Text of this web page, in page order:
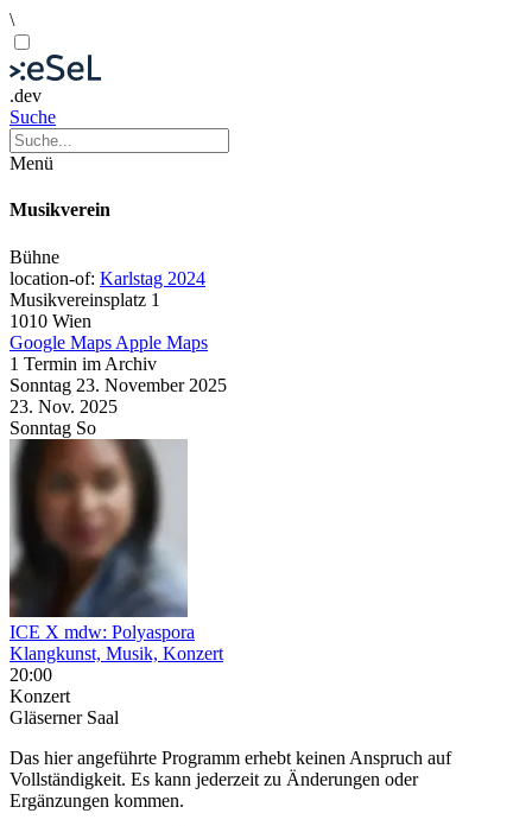
\
.dev
Suche
Menü
Musikverein
Bühne
location-of: Karlstag 2024
Musikvereinsplatz 1
1010 Wien
Google Maps Apple Maps
1 Termin im Archiv
Sonntag 23. November 2025
23. Nov. 2025
Sonntag So
ICE X mdw: Polyaspora
Klangkunst, Musik, Konzert
20:00
Konzert
Gläserner Saal
Das hier angeführte Programm erhebt keinen Anspruch auf
Vollständigkeit. Es kann jederzeit zu Änderungen oder
Ergänzungen kommen.